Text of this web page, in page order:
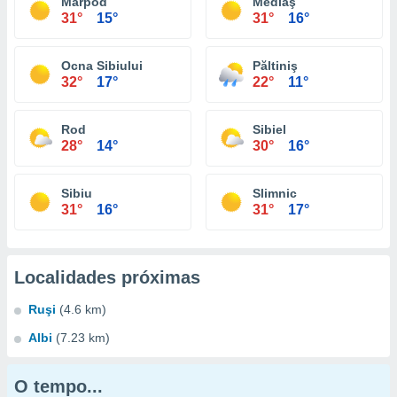
31° 15° 31° 16°
Ocna Sibiului
32° 17°
Păltiniş
22° 11°
Rod
28° 14°
Sibiel
30° 16°
Sibiu
31° 16°
Slimnic
31° 17°
Localidades próximas
Ruşi (4.6 km)
Albi (7.23 km)
O tempo...